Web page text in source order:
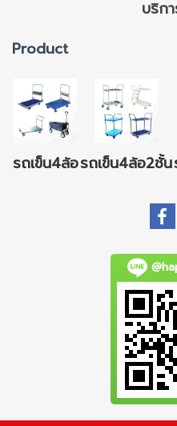
บริก
Product
รถเข็น4ล้อรถเข็น4ล้อ2ชั้น